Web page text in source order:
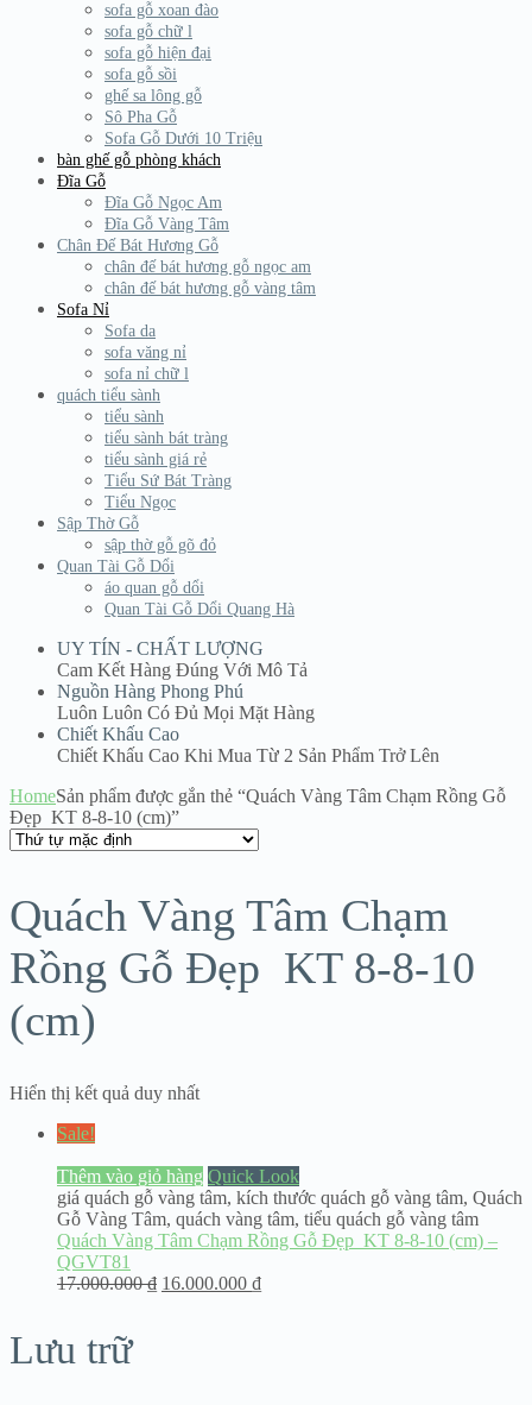
sofa gỗ xoan đào
sofa gỗ chữ l
sofa gỗ hiện đại
sofa gỗ sồi
ghế sa lông gỗ
Sô Pha Gỗ
Sofa Gỗ Dưới 10 Triệu
bàn ghế gỗ phòng khách
Đĩa Gỗ
Đĩa Gỗ Ngọc Am
Đĩa Gỗ Vàng Tâm
Chân Đế Bát Hương Gỗ
chân đế bát hương gỗ ngọc am
chân đế bát hương gỗ vàng tâm
Sofa Nỉ
Sofa da
sofa văng nỉ
sofa nỉ chữ l
quách tiểu sành
tiểu sành
tiểu sành bát tràng
tiểu sành giá rẻ
Tiểu Sứ Bát Tràng
Tiểu Ngọc
Sập Thờ Gỗ
sập thờ gỗ gõ đỏ
Quan Tài Gỗ Dổi
áo quan gỗ dổi
Quan Tài Gỗ Dổi Quang Hà
UY TÍN - CHẤT LƯỢNG
Cam Kết Hàng Đúng Với Mô Tả
Nguồn Hàng Phong Phú
Luôn Luôn Có Đủ Mọi Mặt Hàng
Chiết Khấu Cao
Chiết Khấu Cao Khi Mua Từ 2 Sản Phẩm Trở Lên
HomeSản phẩm được gắn thẻ “Quách Vàng Tâm Chạm Rồng Gỗ
Đẹp KT 8-8-10 (cm)”
Quách Vàng Tâm Chạm
Rồng Gỗ Đẹp KT 8-8-10
(cm)
Hiển thị kết quả duy nhất
Sale!
Thêm vào giỏ hàng Quick Look
giá quách gỗ vàng tâm, kích thước quách gỗ vàng tâm, Quách
Gỗ Vàng Tâm, quách vàng tâm, tiểu quách gỗ vàng tâm
Quách Vàng Tâm Chạm Rồng Gỗ Đẹp KT 8-8-10 (cm) –
QGVT81
17.000.000₫ 16.000.000 ₫
Lưu trữ